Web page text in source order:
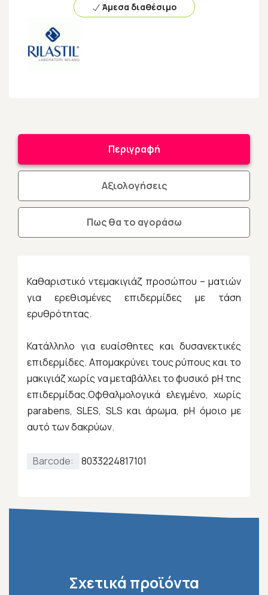
Άμεσα διαθέσιμο
Περιγραφή
Αξιολογήσεις
Πως θα το αγοράσω
Καθαριστικό ντεμακιγιάζ προσώπου – ματιών
για ερεθισμένες επιδερμίδες με τάση
ερυθρότητας.
Κατάλληλο για ευαίσθητες και δυσανεκτικές
επιδερμίδες. Απομακρύνει τους ρύπους και το
μακιγιάζ χωρίς να μεταβάλλει το φυσικό pH της
επιδερμίδας.Οφθαλμολογικά ελεγμένο, χωρίς
parabens, SLES, SLS και άρωμα, pH όμοιο με
αυτό των δακρύων.
Barcode: 8033224817101
Σχετικά προϊόντα